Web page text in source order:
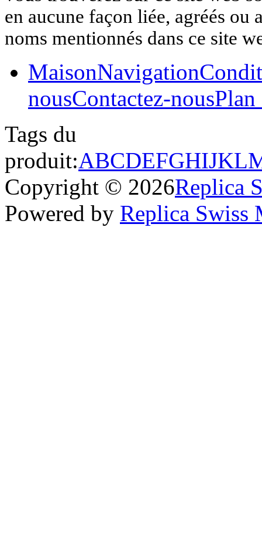
en aucune façon liée, agréés
noms mentionnés dans ce site
MaisonNavigation
nousContactez-nousPlan
Tags du
produit:ABCDEFGHIJKL
Copyright © 2026Replica
Powered by Replica Swiss